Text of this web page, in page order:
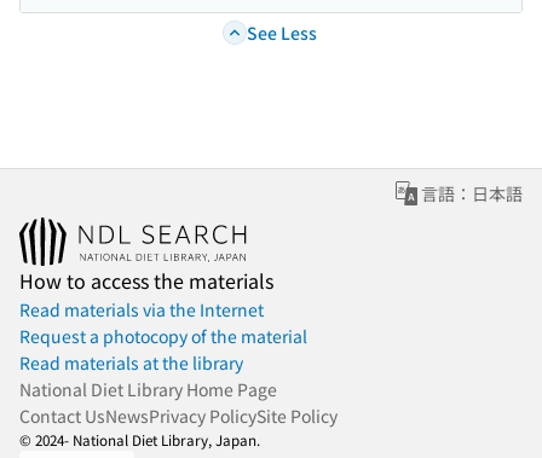
See Less
言語：日本語
How to access the materials
Read materials via the Internet
Request a photocopy of the material
Read materials at the library
National Diet Library Home Page
Contact UsNewsPrivacy PolicySite Policy
© 2024- National Diet Library, Japan.